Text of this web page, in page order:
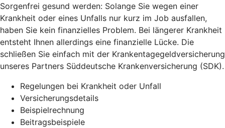
Sorgenfrei gesund werden: Solange Sie wegen einer
Krankheit oder eines Unfalls nur kurz im Job ausfallen,
haben Sie kein finanzielles Problem. Bei längerer Krankheit
entsteht Ihnen allerdings eine finanzielle Lücke. Die
schließen Sie einfach mit der Krankentagegeldversicherung
unseres Partners Süddeutsche Krankenversicherung (SDK).
Regelungen bei Krankheit oder Unfall
Versicherungsdetails
Beispielrechnung
Beitragsbeispiele